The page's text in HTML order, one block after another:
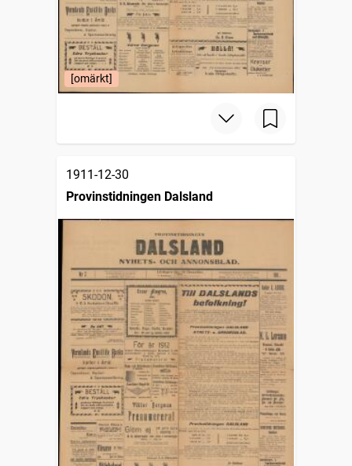
[omärkt]
1911-12-30
Provinstidningen Dalsland